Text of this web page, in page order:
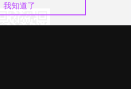
我知道了